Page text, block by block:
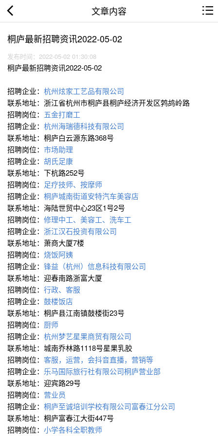
文章内容
桐庐最新招聘资讯2022-05-02
发布时间：2022-05-02 01:30:08
桐庐最新招聘资讯2022-05-02
招聘企业： 杭州炫家工艺品有限公司
联系地址：浙江省杭州市桐庐县桐庐经济开发区鹁鸪岭路
招聘岗位： 五金打磨工
招聘企业： 杭州海瑞德科技有限公司
联系地址：桐庐白云源东路368号
招聘岗位： 市场助理
招聘企业： 胡氏足康
联系地址：下杭路252号
招聘岗位： 足疗技师、按摩师
招聘企业： 桐庐城南街道安特汽车美容店
联系地址：海陆世贸中心23区1号2号
招聘岗位： 修理中工、美容工、洗车工
招聘企业： 浙江汉石投资有限公司
联系地址：萧商大厦7楼
招聘岗位： 烧饭阿姨
招聘企业： 锋益（杭州）信息科技有限公司
联系地址：迎春南路浙富大厦
招聘岗位： 行政、客服
招聘企业： 鼓楼饭店
联系地址：桐庐县江南镇鼓楼街23号
招聘岗位： 厨师
招聘企业： 杭州梦艺星果商贸有限公司
联系地址：城南乔林路1118号星果乳胶
招聘岗位： 客服，运营，会抖音直播，营销等
招聘企业： 乐马国际旅行社有限公司桐庐营业部
联系地址：迎宾路29号
招聘岗位： 营业员
招聘企业： 桐庐至诚培训学校有限公司富春江分公司
联系地址：桐庐富春江大街447号
招聘岗位： 小学各科全职教师